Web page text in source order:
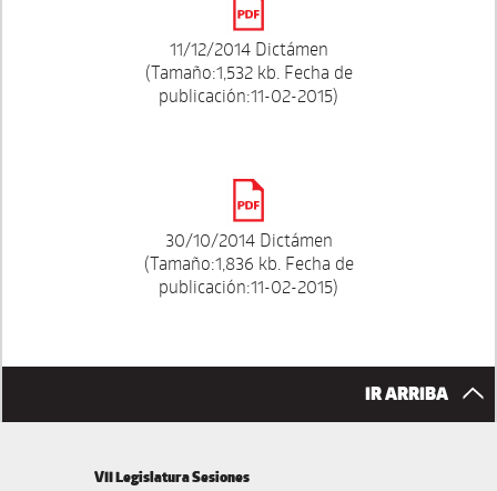
11/12/2014 Dictámen
(Tamaño:1,532 kb. Fecha de
publicación:11-02-2015)
30/10/2014 Dictámen
(Tamaño:1,836 kb. Fecha de
publicación:11-02-2015)
IR ARRIBA
VII Legislatura Sesiones